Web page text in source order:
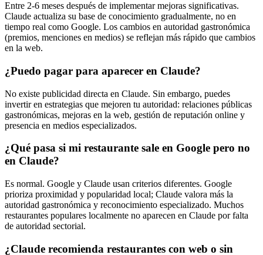
Entre 2-6 meses después de implementar mejoras significativas.
Claude actualiza su base de conocimiento gradualmente, no en
tiempo real como Google. Los cambios en autoridad gastronómica
(premios, menciones en medios) se reflejan más rápido que cambios
en la web.
¿Puedo pagar para aparecer en Claude?
No existe publicidad directa en Claude. Sin embargo, puedes
invertir en estrategias que mejoren tu autoridad: relaciones públicas
gastronómicas, mejoras en la web, gestión de reputación online y
presencia en medios especializados.
¿Qué pasa si mi restaurante sale en Google pero no
en Claude?
Es normal. Google y Claude usan criterios diferentes. Google
prioriza proximidad y popularidad local; Claude valora más la
autoridad gastronómica y reconocimiento especializado. Muchos
restaurantes populares localmente no aparecen en Claude por falta
de autoridad sectorial.
¿Claude recomienda restaurantes con web o sin